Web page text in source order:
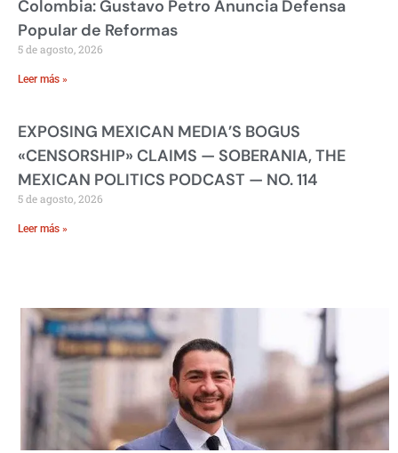
Colombia: Gustavo Petro Anuncia Defensa
Popular de Reformas
5 de agosto, 2026
Leer más »
EXPOSING MEXICAN MEDIA’S BOGUS
«CENSORSHIP» CLAIMS — SOBERANIA, THE
MEXICAN POLITICS PODCAST — NO. 114
5 de agosto, 2026
Leer más »